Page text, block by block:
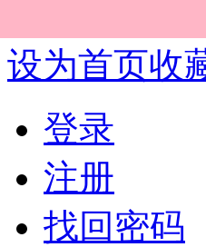
设为首页收
登录
注册
找回密码